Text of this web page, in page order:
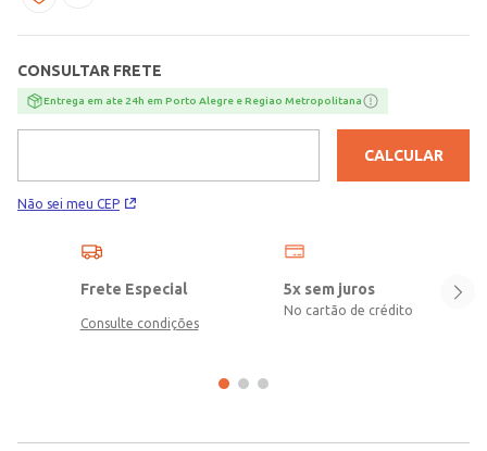
CONSULTAR FRETE
Entrega em ate 24h em Porto Alegre e Regiao Metropolitana
Não sei meu CEP
CALCULAR
Frete Especial
Consulte condições
5x sem juros
No cartão de crédito